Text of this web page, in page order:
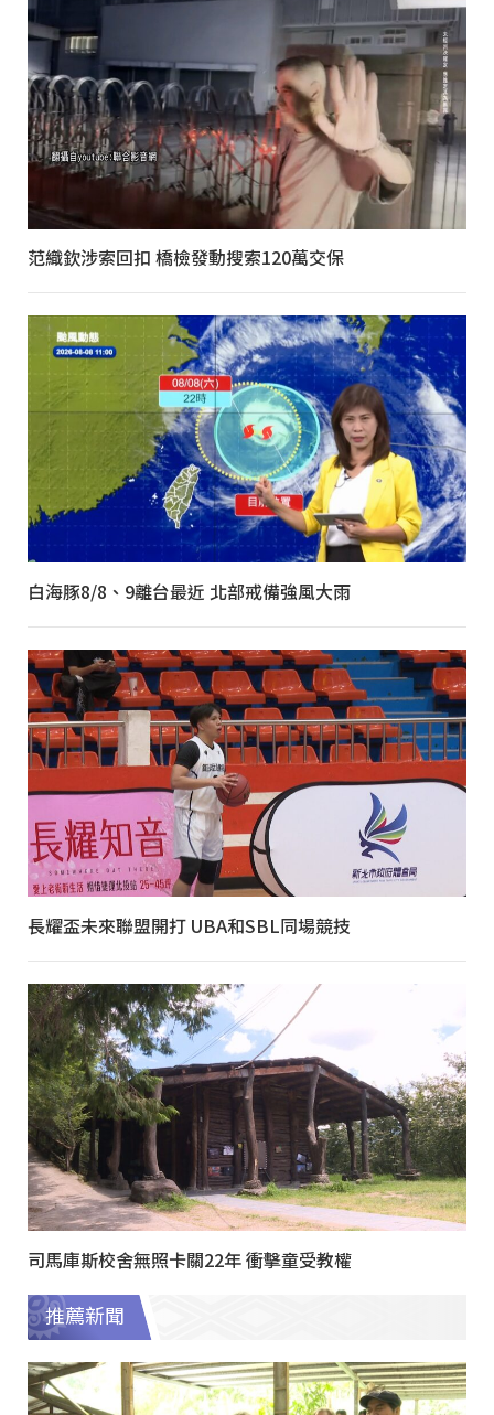
范織欽涉索回扣 橋檢發動搜索120萬交保
白海豚8/8、9離台最近 北部戒備強風大雨
長耀盃未來聯盟開打 UBA和SBL同場競技
司馬庫斯校舍無照卡關22年 衝擊童受教權
推薦新聞